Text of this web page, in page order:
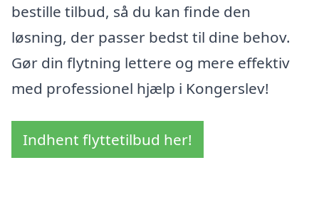
bestille tilbud, så du kan finde den
løsning, der passer bedst til dine behov.
Gør din flytning lettere og mere effektiv
med professionel hjælp i Kongerslev!
Indhent flyttetilbud her!